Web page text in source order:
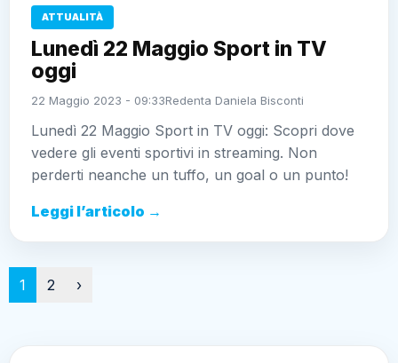
ATTUALITÀ
Lunedì 22 Maggio Sport in TV
oggi
22 Maggio 2023 - 09:33Redenta Daniela Bisconti
Lunedì 22 Maggio Sport in TV oggi: Scopri dove
vedere gli eventi sportivi in streaming. Non
perderti neanche un tuffo, un goal o un punto!
Leggi l’articolo →
Paginazione
1 2 ›